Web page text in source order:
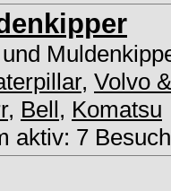
, Volvo
, Bell, Komatsu
aktiv: 7